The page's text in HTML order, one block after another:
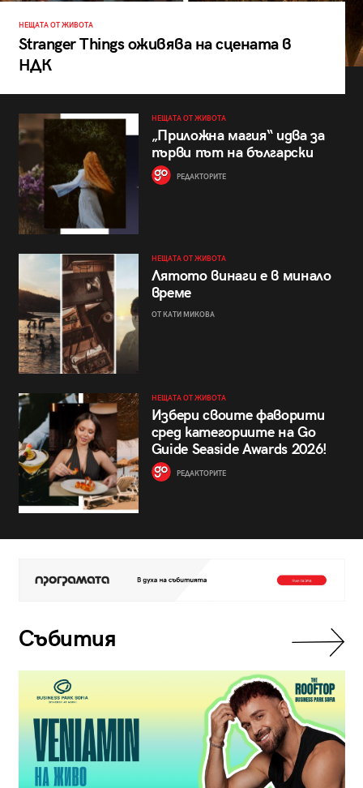
НЕЩАТА ОТ ЖИВОТА
Stranger Things оживява на сцената в
НДК
НЕЩАТА ОТ ЖИВОТА
„Приложна магия“ идва за
първи път на български
РЕДАКТОРИТЕ
НЕЩАТА ОТ ЖИВОТА
Лятото винаги е в минало
време
ОТ КАТИ МИКОВА
НЕЩАТА ОТ ЖИВОТА
Избери своите фаворити
сред категориите на Go
Guide Seaside Awards 2026!
РЕДАКТОРИТЕ
Събития